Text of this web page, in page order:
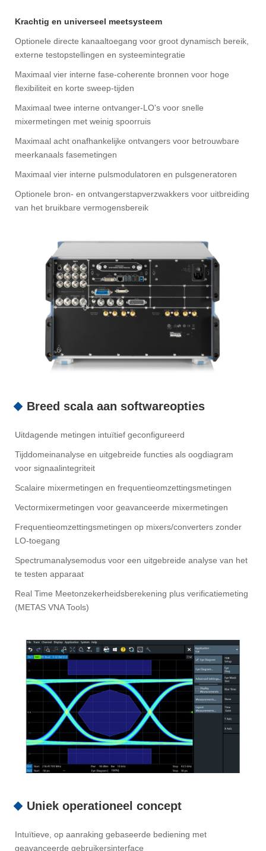
Krachtig en universeel meetsysteem
Optionele directe kanaaltoegang voor groot dynamisch bereik,
externe testopstellingen en systeemintegratie
Maximaal vier interne fase-coherente bronnen voor hoge
flexibiliteit en korte sweep-tijden
Maximaal twee interne ontvanger-LO's voor snelle
mixermetingen met weinig spoorruis
Maximaal acht onafhankelijke ontvangers voor betrouwbare
meerkanaals fasemetingen
Maximaal vier interne pulsmodulatoren en pulsgeneratoren
Optionele bron- en ontvangerstapverzwakkers voor uitbreiding
van het bruikbare vermogensbereik
Breed scala aan softwareopties
Uitdagende metingen intuïtief geconfigureerd
Tijddomeinanalyse en uitgebreide functies als oogdiagram
voor signaalintegriteit
Scalaire mixermetingen en frequentieomzettingsmetingen
Vectormixermetingen voor geavanceerde mixermetingen
Frequentieomzettingsmetingen op mixers/converters zonder
LO-toegang
Spectrumanalysemodus voor een uitgebreide analyse van het
te testen apparaat
Real Time Meetonzekerheidsberekening plus verificatiemeting
(METAS VNA Tools)
Uniek operationeel concept
Intuïtieve, op aanraking gebaseerde bediening met
geavanceerde gebruikersinterface